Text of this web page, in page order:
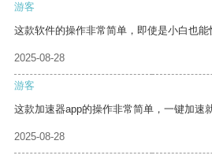
游客
这款软件的操作非常简单，即使是小白也能
2025-08-28
游客
这款加速器app的操作非常简单，一键加速
2025-08-28